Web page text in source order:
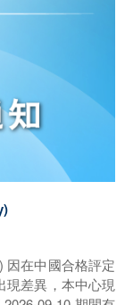
因在中國合格評定
現差異，本中心現